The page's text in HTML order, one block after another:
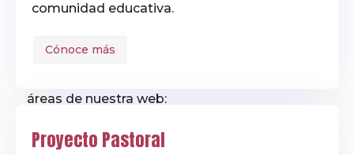
Utiliza esta página para
relacionados con tu
áreas de nuestra web:
reconocimientos,
comunidad educativa.
Cónoce más
Proyecto Pastoral